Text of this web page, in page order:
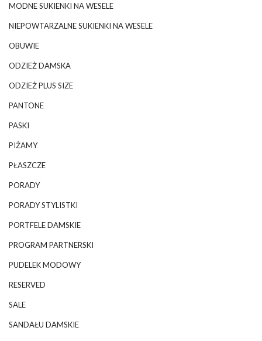
MODNE SUKIENKI NA WESELE
NIEPOWTARZALNE SUKIENKI NA WESELE
OBUWIE
ODZIEŻ DAMSKA
ODZIEŻ PLUS SIZE
PANTONE
PASKI
PIŻAMY
PŁASZCZE
PORADY
PORADY STYLISTKI
PORTFELE DAMSKIE
PROGRAM PARTNERSKI
PUDELEK MODOWY
RESERVED
SALE
SANDAŁU DAMSKIE